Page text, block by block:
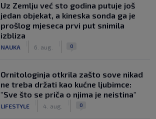
Uz Zemlju već sto godina putuje još
jedan objekat, a kineska sonda ga je
prošlog mjeseca prvi put snimila
izbliza
NAUKA 6. aug. 0
Ornitologinja otkrila zašto sove nikad
ne treba držati kao kućne ljubimce:
"Sve što se priča o njima je neistina"
LIFESTYLE 4. aug. 0